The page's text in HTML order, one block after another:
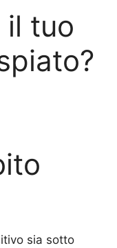
il tuo
sia sotto